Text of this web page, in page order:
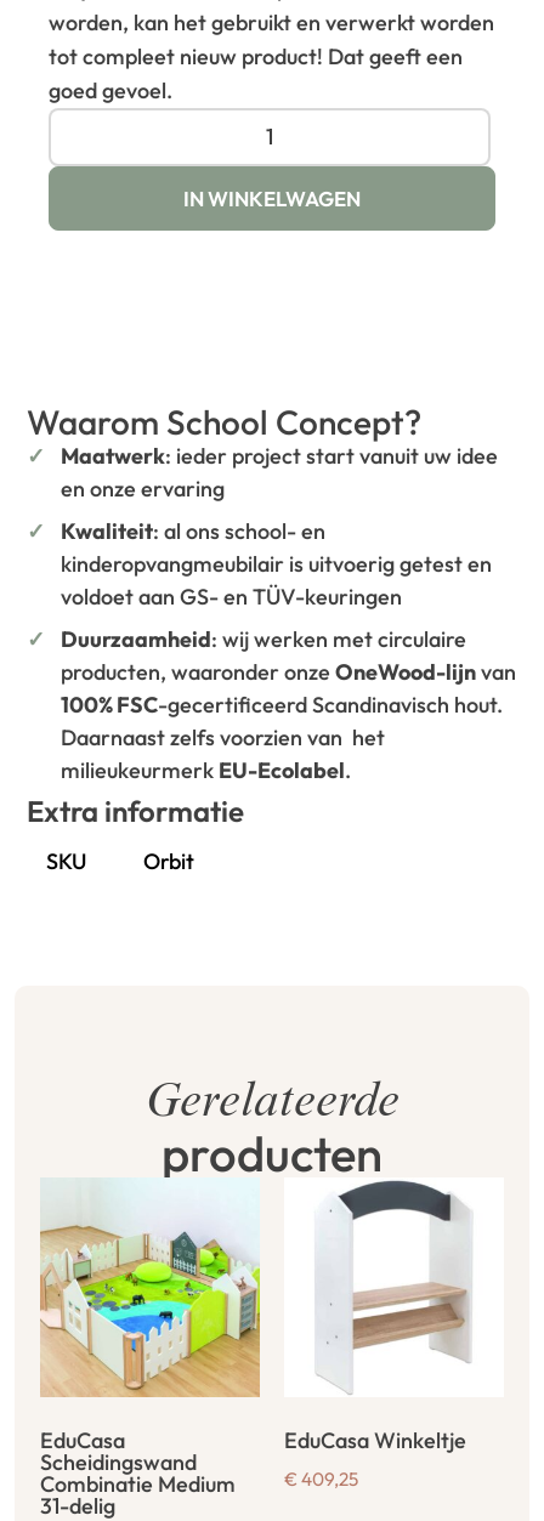
worden, kan het gebruikt en verwerkt worden
tot compleet nieuw product! Dat geeft een
goed gevoel.
IN WINKELWAGEN
Waarom School Concept?
Maatwerk: ieder project start vanuit uw idee
en onze ervaring
Kwaliteit: al ons school- en
kinderopvangmeubilair is uitvoerig getest en
voldoet aan GS- en TÜV-keuringen
Duurzaamheid: wij werken met circulaire
producten, waaronder onzeOneWood-lijnvan
100% FSC-gecertificeerd Scandinavisch hout.
Daarnaast zelfs voorzien van het
milieukeurmerk EU-Ecolabel.
Extra informatie
SKU Orbit
Gerelateerde
producten
EduCasa
Scheidingswand
Combinatie Medium
31-delig
EduCasa Winkeltje
€ 409,25